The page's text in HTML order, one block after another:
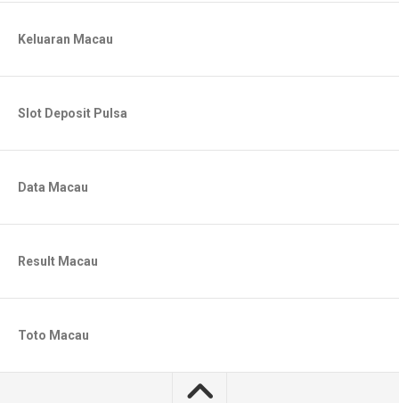
Keluaran Macau
Slot Deposit Pulsa
Data Macau
Result Macau
Toto Macau